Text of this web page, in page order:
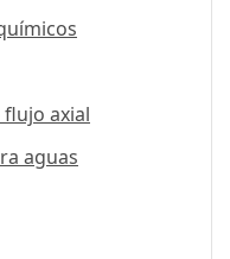
axial
aguas